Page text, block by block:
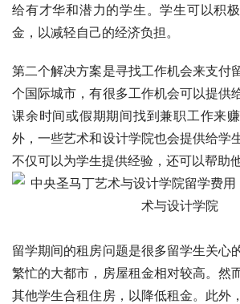
给有才华和潜力的学生。学生可以积
金，以减轻自己的经济负担。
第二个解决方案是寻找工作机会来支付
个国际城市，有很多工作机会可以提供
课余时间或假期期间找到兼职工作来
外，一些艺术和设计学院也会提供给学
不仅可以为学生提供经验，还可以帮助
留学期间的租房问题是很多留学生关心
繁忙的大都市，房屋租金相对较高。然
其他学生合租住房，以降低租金。此外